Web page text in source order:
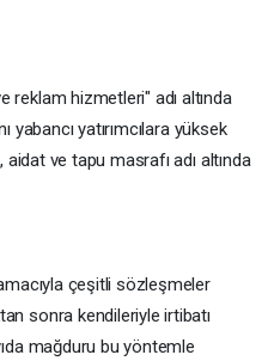
reklam hizmetleri" adı altında
yatırımcılara yüksek
ve tapu masrafı adı altında
çeşitli sözleşmeler
sonra kendileriyle irtibatı
mağduru bu yöntemle